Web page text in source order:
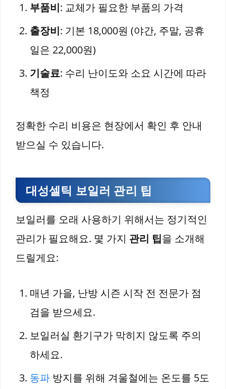
부품비: 교체가 필요한 부품의 가격
출장비: 기본 18,000원 (야간, 주말, 공휴
일은 22,000원)
기술료: 수리 난이도와 소요 시간에 따라
책정
정확한 수리 비용은 현장에서 확인 후 안내
받으실 수 있습니다.
대성셀틱 보일러 관리 팁
보일러를 오래 사용하기 위해서는 정기적인
관리가 필요해요. 몇 가지 관리 팁을 소개해
드릴게요:
매년 가을, 난방 시즌 시작 전 전문가 점
검을 받으세요.
보일러실 환기구가 막히지 않도록 주의
하세요.
동파 방지를 위해 겨울철에는 온도를 5도